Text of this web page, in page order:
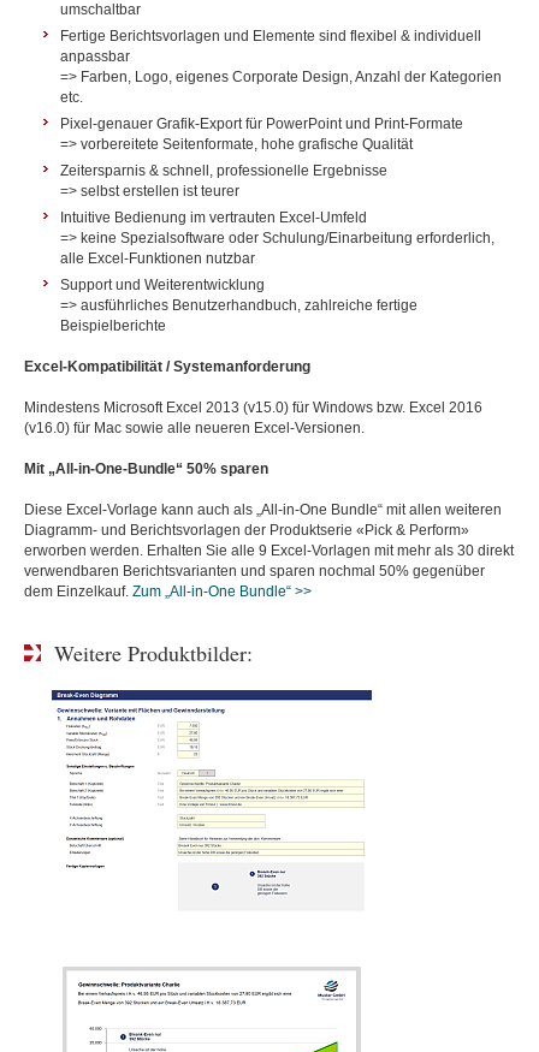
umschaltbar
Fertige Berichtsvorlagen und Elemente sind flexibel & individuell
anpassbar
=> Farben, Logo, eigenes Corporate Design, Anzahl der Kategorien
etc.
Pixel-genauer Grafik-Export für PowerPoint und Print-Formate
=> vorbereitete Seitenformate, hohe grafische Qualität
Zeitersparnis & schnell, professionelle Ergebnisse
=> selbst erstellen ist teurer
Intuitive Bedienung im vertrauten Excel-Umfeld
=> keine Spezialsoftware oder Schulung/Einarbeitung erforderlich,
alle Excel-Funktionen nutzbar
Support und Weiterentwicklung
=> ausführliches Benutzerhandbuch, zahlreiche fertige
Beispielberichte
Excel-Kompatibilität / Systemanforderung
Mindestens Microsoft Excel 2013 (v15.0) für Windows bzw. Excel 2016
(v16.0) für Mac sowie alle neueren Excel-Versionen.
Mit „All-in-One-Bundle“ 50% sparen
Diese Excel-Vorlage kann auch als „All-in-One Bundle“ mit allen weiteren
Diagramm- und Berichtsvorlagen der Produktserie «Pick & Perform»
erworben werden. Erhalten Sie alle 9 Excel-Vorlagen mit mehr als 30 direkt
verwendbaren Berichtsvarianten und sparen nochmal 50% gegenüber
dem Einzelkauf. Zum „All-in-One Bundle“ >>
Weitere Produktbilder: